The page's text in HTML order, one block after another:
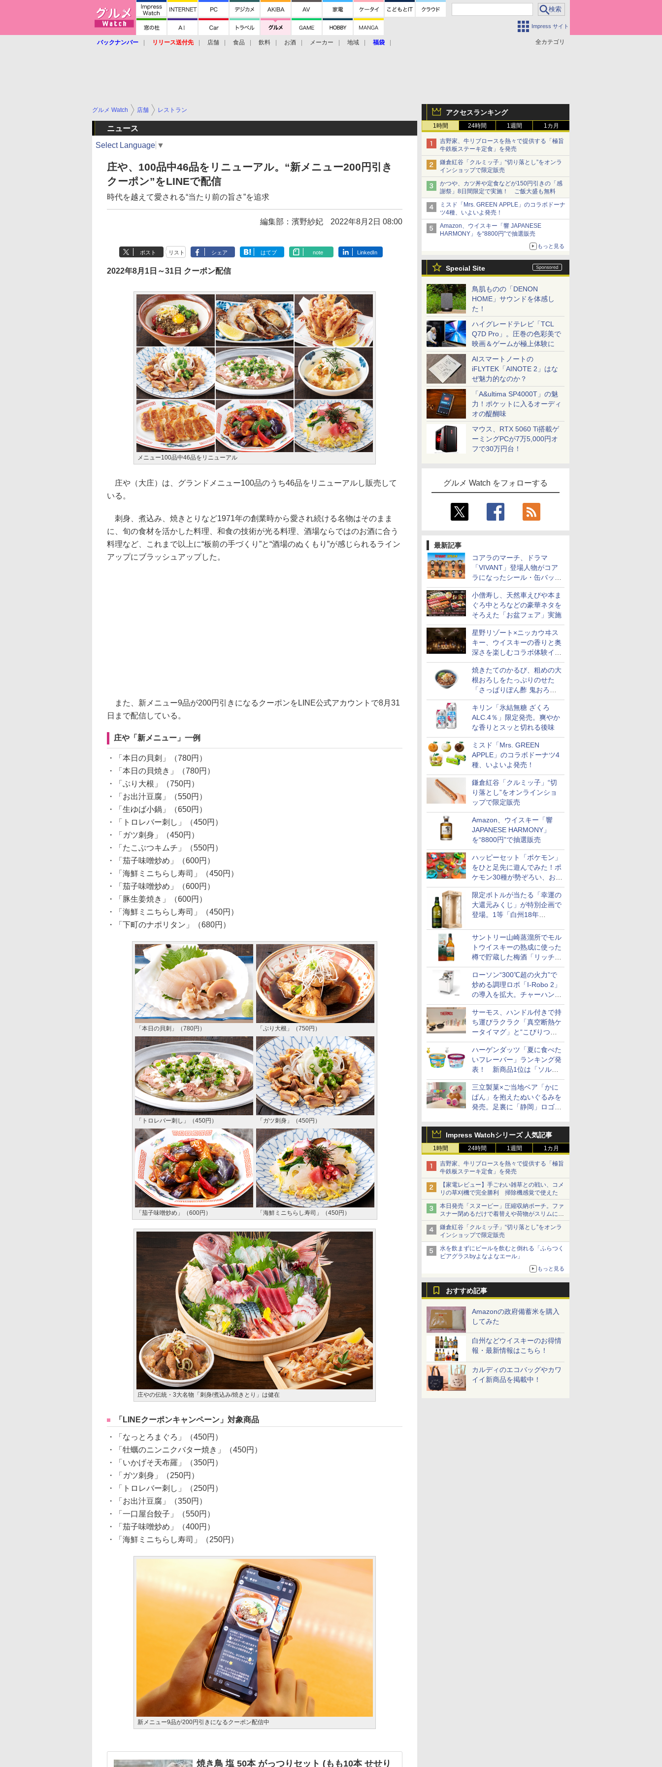
Impress サイト
全カテゴリ
バックナンバー リリース送付先 店舗 食品 飲料 お酒 メーカー 地域 福袋
アクセスランキング
1時間 24時間 1週間 1カ月
吉野家、牛リブロースを熱々で提供する「極旨
牛鉄板ステーキ定食」を発売
鎌倉紅谷「クルミッ子」“切り落とし”をオンラ
インショップで限定販売
かつや、カツ丼や定食などが150円引きの「感
謝祭」8日間限定で実施！ ご飯大盛も無料
ミスド「Mrs. GREEN APPLE」のコラボドーナ
ツ4種、いよいよ発売！
Amazon、ウイスキー「響 JAPANESE
HARMONY」を“8800円”で抽選販売
もっと見る
Special Site
鳥肌ものの「DENON
HOME」サウンドを体感し
た！
ハイグレードテレビ「TCL
Q7D Pro」。圧巻の色彩美で
映画＆ゲームが極上体験に
AIスマートノートの
iFLYTEK「AINOTE 2」はな
ぜ魅力的なのか？
「A&ultima SP4000T」の魅
力！ポケットに入るオーディ
オの醍醐味
マウス、RTX 5060 Ti搭載ゲ
ーミングPCが7万5,000円オ
フで30万円台！
グルメ Watch をフォローする
最新記事
コアラのマーチ、ドラマ
「VIVANT」登場人物がコア
ラになったシール・缶バッジ
を発売
小僧寿し、天然車えびや本ま
ぐろ中とろなどの豪華ネタを
そろえた「お盆フェア」実施
星野リゾート×ニッカウヰス
キー、ウイスキーの香りと奥
深さを楽しむコラボ体験イベ
ントをOMO5小樽で提供開始
焼きたてのかるび、粗めの大
根おろしをたっぷりのせた
「さっぱりぽん酢 鬼おろし
牛カルビ丼」など4品を発売
キリン「氷結無糖 ざくろ
ALC.4％」限定発売。爽やか
な香りとスッと切れる後味
ミスド「Mrs. GREEN
APPLE」のコラボドーナツ4
種、いよいよ発売！
鎌倉紅谷「クルミッ子」“切
り落とし”をオンラインショ
ップで限定販売
Amazon、ウイスキー「響
JAPANESE HARMONY」
を“8800円”で抽選販売
ハッピーセット「ポケモン」
をひと足先に遊んでみた！ポ
ケモン30種が勢ぞろい、おも
ちゃ同士でパネルの付け替え
もできる
限定ボトルが当たる「幸運の
大還元みくじ」が特別企画で
登場。1等「白州18年
州12年」
サントリー山崎蒸溜所でモル
トウイスキーの熟成に使った
樽で貯蔵した梅酒「リッチア
ンバースモーキー2026」限
定発売
ローソン“300℃超の火力”で
炒める調理ロボ「I-Robo 2」
の導入を拡大。チャーハンや
焼きそばをできたて提供
サーモス、ハンドル付きで持
ち運びラクラク「真空断熱ケ
ータイマグ」と“こびりつき
にくさ2倍”のフライパンを発
売
ハーゲンダッツ「夏に食べた
いフレーバー」ランキング発
表！ 新商品1位は「ソルテ
ィキャラメル＆ピスタチオ」
三立製菓×ご当地ベア「かに
ぱん」を抱えたぬいぐるみを
発売。足裏に「静岡」ロゴや
Impress Watchシリーズ 人気記事
1時間 24時間 1週間 1カ月
吉野家、牛リブロースを熱々で提供する「極旨
牛鉄板ステーキ定食」を発売
【家電レビュー】手ごわい雑草との戦い、コメ
リの草刈機で完全勝利 掃除機感覚で使えた
本日発売「スヌーピー」圧縮収納ポーチ。ファ
スナー閉めるだけで着替えや荷物がスリムにま
とまる
鎌倉紅谷「クルミッ子」“切り落とし”をオンラ
インショップで限定販売
水を飲まずにビールを飲むと倒れる「ふらつく
ビアグラスbyよなよなエール」
もっと見る
おすすめ記事
Amazonの政府備蓄米を購入
してみた
白州などウイスキーのお得情
報・最新情報はこちら！
カルディのエコバッグやカワ
イイ新商品を掲載中！
グルメ Watch 店舗 レストラン
ニュース
Select Language ▼
庄や、100品中46品をリニューアル。“新メニュー200円引き
クーポン”をLINEで配信
時代を越えて愛される“当たり前の旨さ”を追求
編集部：濱野紗妃 2022年8月2日 08:00
ポスト リスト シェア はてブ note LinkedIn
2022年8月1日～31日 クーポン配信
メニュー100品中46品をリニューアル
庄や（大庄）は、グランドメニュー100品のうち46品をリニューアルし販売して
いる。
刺身、煮込み、焼きとりなど1971年の創業時から愛され続ける名物はそのまま
に、旬の食材を活かした料理、和食の技術が光る料理、酒場ならではのお酒に合う
料理など、これまで以上に“板前の手づくり”と“酒場のぬくもり”が感じられるライン
アップにブラッシュアップした。
また、新メニュー9品が200円引きになるクーポンをLINE公式アカウントで8月31
日まで配信している。
庄や「新メニュー」一例
・「本日の貝刺」（780円）
・「本日の貝焼き」（780円）
・「ぶり大根」（750円）
・「お出汁豆腐」（550円）
・「生ゆば小鍋」（650円）
・「トロレバー刺し」（450円）
・「ガツ刺身」（450円）
・「たこぶつキムチ」（550円）
・「茄子味噌炒め」（600円）
・「海鮮ミニちらし寿司」（450円）
・「茄子味噌炒め」（600円）
・「豚生姜焼き」（600円）
・「海鮮ミニちらし寿司」（450円）
・「下町のナポリタン」（680円）
「本日の貝刺」（780円） 「ぶり大根」（750円）
「トロレバー刺し」（450円） 「ガツ刺身」（450円）
「茄子味噌炒め」（600円） 「海鮮ミニちらし寿司」（450円）
庄やの伝統・3大名物「刺身/煮込み/焼きとり」は健在
「LINEクーポンキャンペーン」対象商品
・「なっとろまぐろ」（450円）
・「牡蠣のニンニクバター焼き」（450円）
・「いかげそ天布羅」（350円）
・「ガツ刺身」（250円）
・「トロレバー刺し」（250円）
・「お出汁豆腐」（350円）
・「一口屋台餃子」（550円）
・「茄子味噌炒め」（400円）
・「海鮮ミニちらし寿司」（250円）
新メニュー9品が200円引きになるクーポン配信中
焼き鳥 塩 50本 がっつりセット (もも10本 せせり